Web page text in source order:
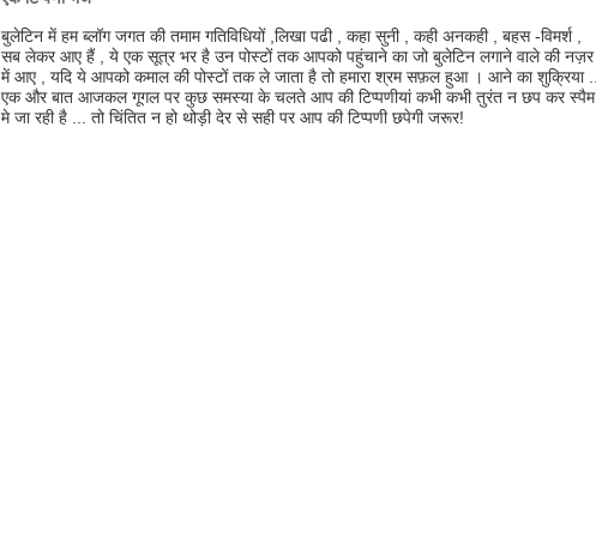
बुलेटिन में हम ब्लॉग जगत की तमाम गतिविधियों ,लिखा पढी , कहा सुनी , कही अनकही , बहस -विमर्श ,
सब लेकर आए हैं , ये एक सूत्र भर है उन पोस्टों तक आपको पहुंचाने का जो बुलेटिन लगाने वाले की नज़र
में आए , यदि ये आपको कमाल की पोस्टों तक ले जाता है तो हमारा श्रम सफ़ल हुआ । आने का शुक्रिया ...
एक और बात आजकल गूगल पर कुछ समस्या के चलते आप की टिप्पणीयां कभी कभी तुरंत न छप कर स्पैम
मे जा रही है ... तो चिंतित न हो थोड़ी देर से सही पर आप की टिप्पणी छपेगी जरूर!